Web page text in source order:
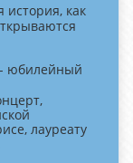
история, как
юбилейный
лауреату